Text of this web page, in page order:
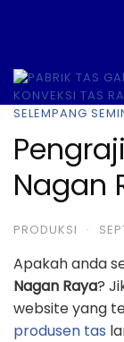
Nagan
PRODUKSI ·
Apakah anda
Nagan Raya?
website yang
produsen tas